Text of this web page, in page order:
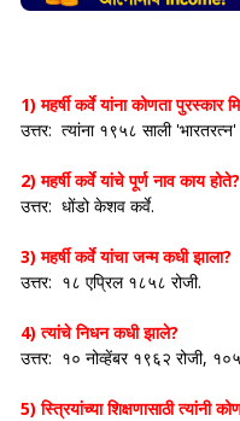
1) महर्षी कर्वे यांना कोणता पुरस्कार
उत्तर: त्यांना १९५८ साली 'भारतरत्न'
2) महर्षी कर्वे यांचे पूर्ण नाव काय होते?
उत्तर: धोंडो केशव कर्वे.
3) महर्षी कर्वे यांचा जन्म कधी झाला?
उत्तर: १८ एप्रिल १८५८ रोजी.
4) त्यांचे निधन कधी झाले?
उत्तर: १० नोव्हेंबर १९६२ रोजी, १०५
5) स्त्रियांच्या शिक्षणासाठी त्यांनी